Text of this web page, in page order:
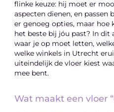
flinke keuze: hij moet er
aspecten dienen, en passen
er genoeg opties, maar hoe
het beste bij jóu past? In dit
waar je op moet letten,
welke winkels in Utrecht
uiteindelijk de vloer kiest
mee bent.
Wat maakt een vloer